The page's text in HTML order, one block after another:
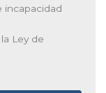
incapacidad
Ley de